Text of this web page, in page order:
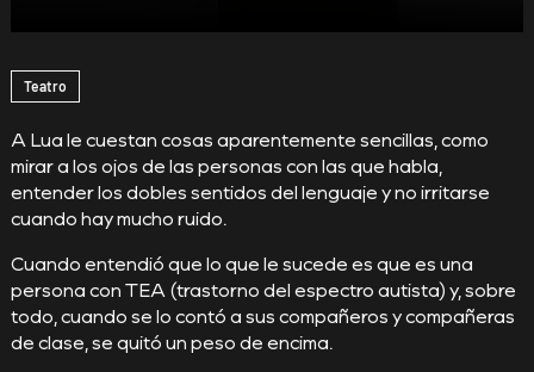
Teatro
A Lua le cuestan cosas aparentemente sencillas, como
mirar a los ojos de las personas con las que habla,
entender los dobles sentidos del lenguaje y no irritarse
cuando hay mucho ruido.
Cuando entendió que lo que le sucede es que es una
persona con TEA (trastorno del espectro autista) y, sobre
todo, cuando se lo contó a sus compañeros y compañeras
de clase, se quitó un peso de encima.